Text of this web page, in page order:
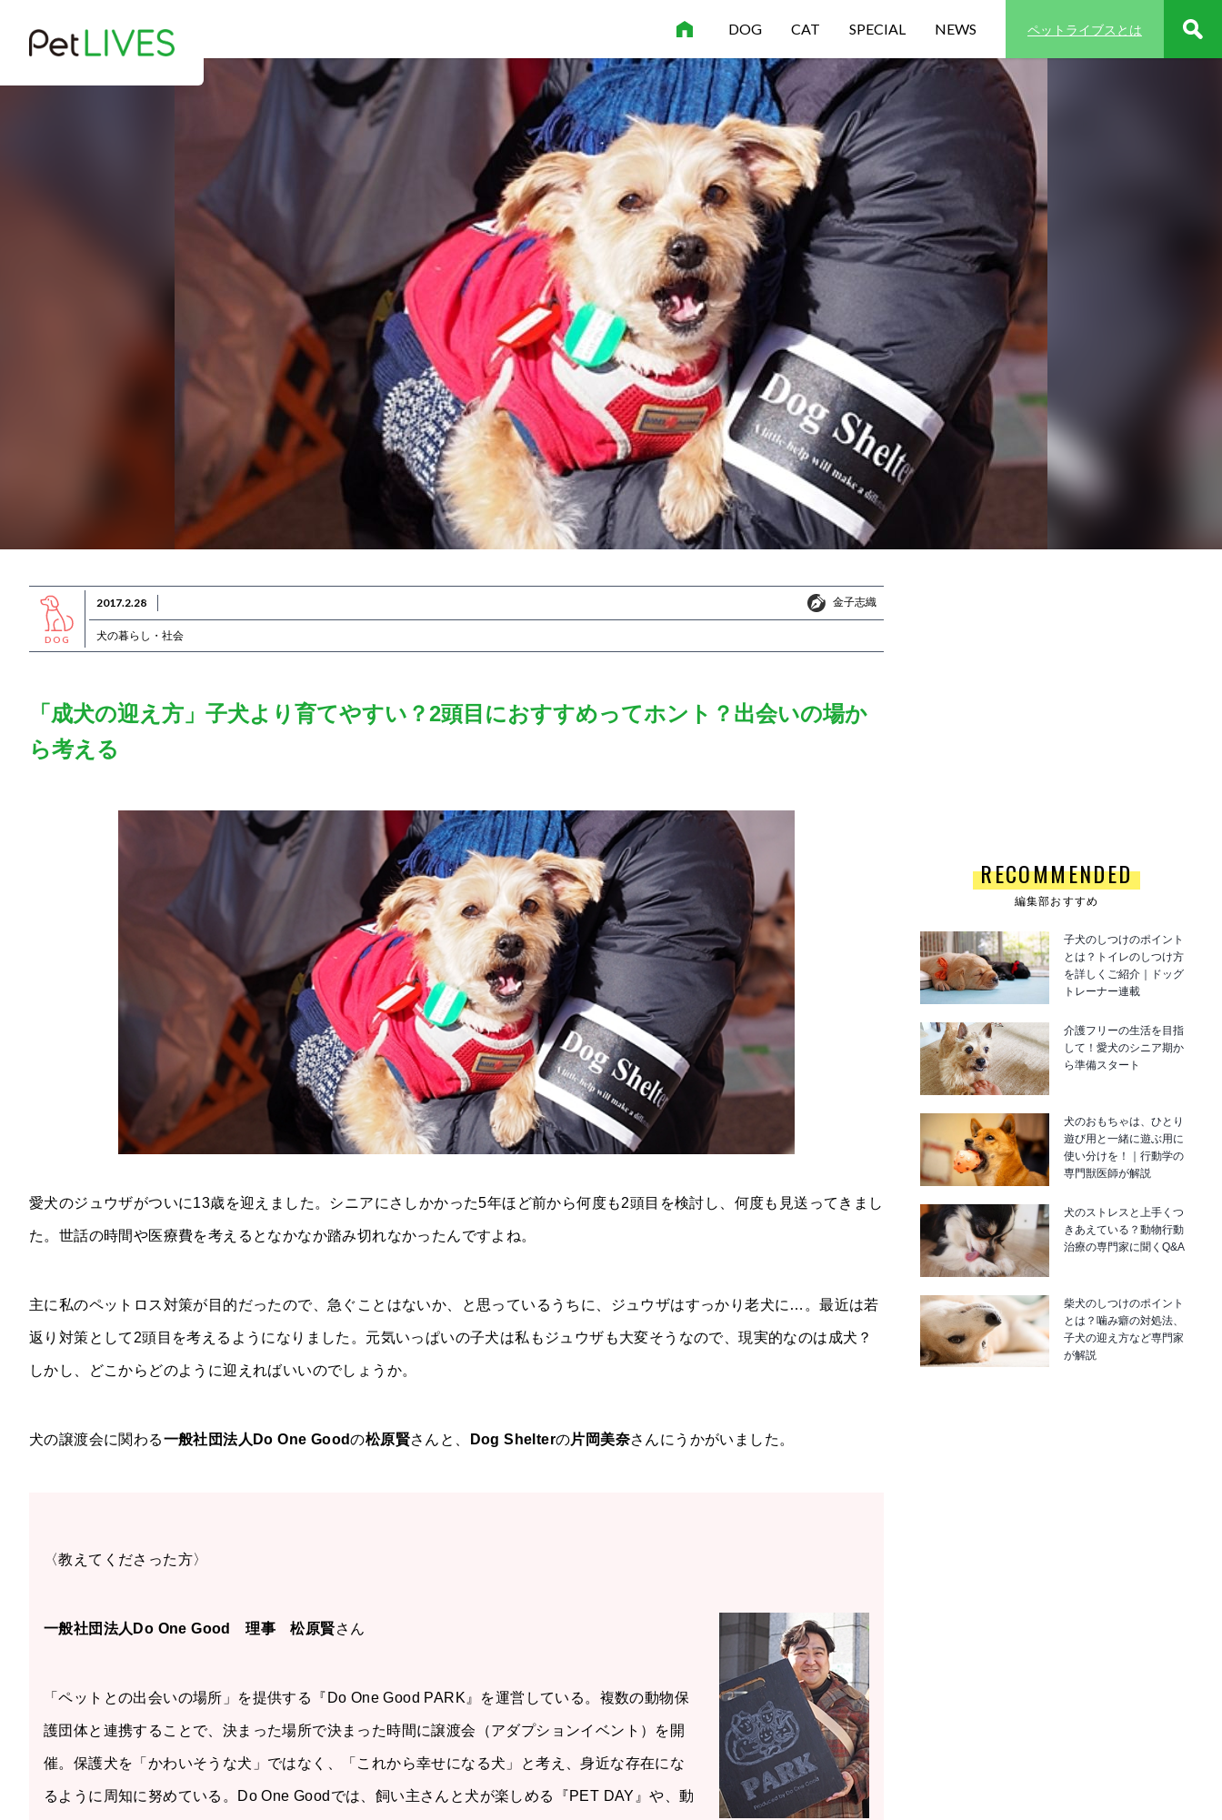
DOG CAT SPECIAL NEWS ペットライブスとは
DOG
2017.2.28 金子志織
金子志織
犬の暮らし・社会
「成犬の迎え方」子犬より育てやすい？2頭目におすすめってホント？出会いの場か
ら考える
愛犬のジュウザがついに13歳を迎えました。シニアにさしかかった5年ほど前から何度も2頭目を検討し、何度も見送ってきまし
た。世話の時間や医療費を考えるとなかなか踏み切れなかったんですよね。
主に私のペットロス対策が目的だったので、急ぐことはないか、と思っているうちに、ジュウザはすっかり老犬に…。最近は若
返り対策として2頭目を考えるようになりました。元気いっぱいの子犬は私もジュウザも大変そうなので、現実的なのは成犬？
しかし、どこからどのように迎えればいいのでしょうか。
犬の譲渡会に関わる一般社団法人Do One Goodの松原賢さんと、 Dog Shelterの片岡美奈さんにうかがいました。
〈教えてくださった方〉
一般社団法人Do One Good 理事 松原賢さん
「ペットとの出会いの場所」を提供する『Do One Good PARK』を運営している。複数の動物保
護団体と連携することで、決まった場所で決まった時間に譲渡会（アダプションイベント）を開
催。保護犬を「かわいそうな犬」ではなく、「これから幸せになる犬」と考え、身近な存在にな
るように周知に努めている。Do One Goodでは、飼い主さんと犬が楽しめる『PET DAY』や、動
RECOMMENDED
編集部おすすめ
子犬のしつけのポイント
とは？トイレのしつけ方
を詳しくご紹介｜ドッグ
トレーナー連載
介護フリーの生活を目指
して！愛犬のシニア期か
ら準備スタート
犬のおもちゃは、ひとり
遊び用と一緒に遊ぶ用に
使い分けを！｜行動学の
専門獣医師が解説
犬のストレスと上手くつ
きあえている？動物行動
治療の専門家に聞くQ&A
柴犬のしつけのポイント
とは？噛み癖の対処法、
子犬の迎え方など専門家
が解説